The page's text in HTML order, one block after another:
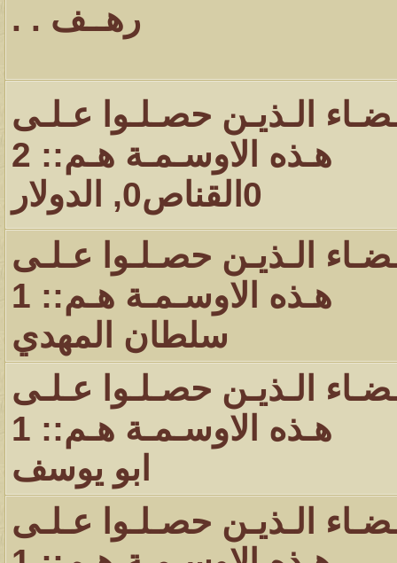
رهــف . .
الـذيـن حصـلـوا عـلـى
هـذه الاوسـمـة هـم:: 2
0القناص0
,
الدولار
الـذيـن حصـلـوا عـلـى
هـذه الاوسـمـة هـم:: 1
سلطان المهدي
الـذيـن حصـلـوا عـلـى
هـذه الاوسـمـة هـم:: 1
ابو يوسف
الـذيـن حصـلـوا عـلـى